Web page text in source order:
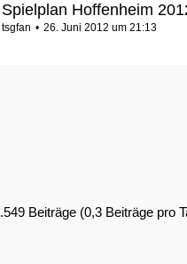
Spielplan Hoffenheim
tsgfan 26. Juni 2012 um 21:13
Beiträge (0,3 Beiträge pro